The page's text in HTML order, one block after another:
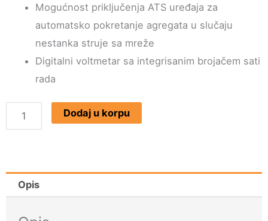
Mogućnost priključenja ATS uređaja za
automatsko pokretanje agregata u slučaju
nestanka struje sa mreže
Digitalni voltmetar sa integrisanim brojačem sati
rada
Dizel
Silent
količina
Dodaj u korpu
Opis